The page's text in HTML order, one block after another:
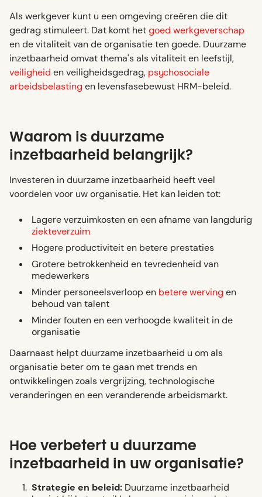
Als werkgever kunt u een omgeving creëren die dit
gedrag stimuleert. Dat komt hetgoed werkgeverschap
en de vitaliteit van de organisatie ten goede. Duurzame
inzetbaarheid omvat thema's als vitaliteit en leefstijl,
veiligheid en veiligheidsgedrag, psychosociale
arbeidsbelastingen levensfasebewust HRM-beleid.
Waarom is duurzame
inzetbaarheid belangrijk?
Investeren in duurzame inzetbaarheid heeft veel
voordelen voor uw organisatie. Het kan leiden tot:
Lagere verzuimkosten en een afname van langdurig
ziekteverzuim
Hogere productiviteit en betere prestaties
Grotere betrokkenheid en tevredenheid van
medewerkers
Minder personeelsverloop en betere wervingen
behoud van talent
Minder fouten en een verhoogde kwaliteit in de
organisatie
Daarnaast helpt duurzame inzetbaarheid u om als
organisatie beter om te gaan met trends en
ontwikkelingen zoals vergrijzing, technologische
veranderingen en een veranderende arbeidsmarkt.
Hoe verbetert u duurzame
inzetbaarheid in uw organisatie?
Strategie en beleid: Duurzame inzetbaarheid